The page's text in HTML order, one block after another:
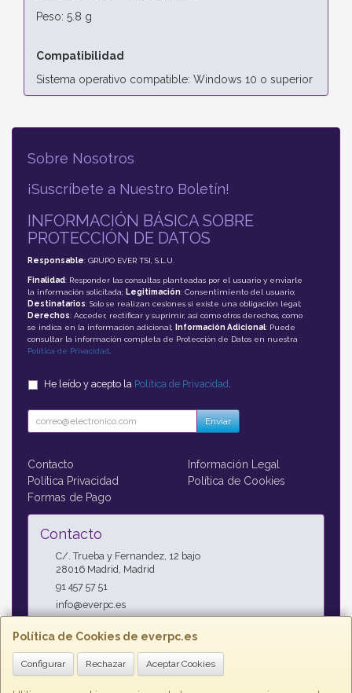
Peso: 5.8 g
Compatibilidad
Sistema operativo compatible: Windows 10 o superior
Política de Cookies de everpc.es
Configurar Rechazar Aceptar Cookies
Sobre Nosotros
¡Suscríbete a Nuestro Boletín!
INFORMACIÓN BÁSICA SOBRE
PROTECCIÓN DE DATOS
Responsable: GRUPO EVER TSI, S.L.U.
Finalidad: Responder las consultas planteadas por el usuario y enviarle
la información solicitada; Legitimación: Consentimiento del usuario;
Destinatarios: Solo se realizan cesiones si existe una obligación legal;
Derechos: Acceder, rectificar y suprimir, así como otros derechos, como
se indica en la información adicional;
Información Adicional: Puede
consultar la información completa de Protección de Datos en nuestra
Política de Privacidad
He leído y acepto la Política de Privacidad
Enviar
Contacto
Información Legal
Política Privacidad
Política de Cookies
Formas de Pago
Contacto
C/. Trueba y Fernandez, 12 bajo
28016 Madrid Madrid
91 457 57 51
info@everpc.es
Horario
Horario continuo : Lunes a Jueves 09:00h - 19:00h, Viernes